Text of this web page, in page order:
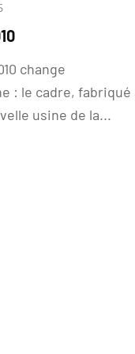
change
: le cadre, fabriqué
usine de la...